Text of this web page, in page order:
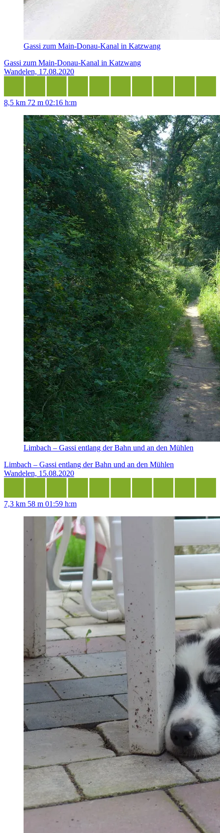
Gassi zum Main-Donau-Kanal in Katzwang
Gassi zum Main-Donau-Kanal in Katzwang
Wandelen, 17.08.2020
8,5 km 72 m 02:16 h:m
Limbach – Gassi entlang der Bahn und an den Mühlen
Limbach – Gassi entlang der Bahn und an den Mühlen
Wandelen, 15.08.2020
7,3 km 58 m 01:59 h:m